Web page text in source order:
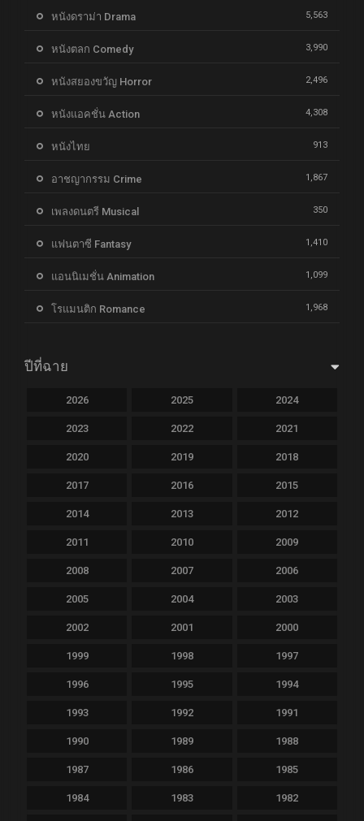
หนังดราม่า Drama 5,563
หนังตลก Comedy 3,990
หนังสยองขวัญ Horror 2,496
หนังแอคชั่น Action 4,308
หนังไทย 913
อาชญากรรม Crime 1,867
เพลงดนตรี Musical 350
แฟนตาซี Fantasy 1,410
แอนนิเมชั่น Animation 1,099
โรแมนติก Romance 1,968
ปีที่ฉาย
2026 2025 2024
2023 2022 2021
2020 2019 2018
2017 2016 2015
2014 2013 2012
2011 2010 2009
2008 2007 2006
2005 2004 2003
2002 2001 2000
1999 1998 1997
1996 1995 1994
1993 1992 1991
1990 1989 1988
1987 1986 1985
1984 1983 1982